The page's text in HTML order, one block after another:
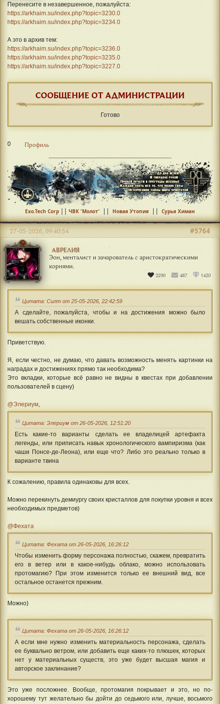
Перенесите в незавершенное, пожалуйста:
https://arkhaim.su/index.php?topic=3230.0
https://arkhaim.su/index.php?topic=3234.0
А это в архив тем:
https://arkhaim.su/index.php?topic=3236.0
https://arkhaim.su/index.php?topic=3235.0
https://arkhaim.su/index.php?topic=3227.0
СООБЩЕНИЕ ОТ АДМИНИСТРАЦИИ
Готово
0 Профиль
Exo.Tech Corp || ЧВК 'Молот' || Новая Утопия || Сурья Химан
АВРЕЛИЯ
Эон, менталист и зачарователь с аристократическими
корнями.
2290 487 1420
#5764
27-05-2026, 09:40:54
Цитата: Силт от 25-05-2026, 22:42:59
А сделайте, пожалуйста, чтобы и на достижения можно было
вешать собственные иконки.
Приветствую.
Я, если честно, не думаю, что давать возможность менять картинки на
наградах и достижениях прямо так необходима?
Это вкладки, которые всё равно не видны в квестах при добавлении
пользователей в сцену)
@Элериум,
Цитата: Элериум от 26-05-2026, 12:51:20
Есть какие-то варианты сделать ее владелицей артефакта
легенды, или приписать навык хронологического вампиризма (как
чаши Понсе-де-Леона), или еще что? Либо это реально только в
варианте твина
К сожалению, правила одинаковы для всех.
Можно перекинуть демиургу своих кристаллов для покупки уровня и всех
необходимых предметов)
@Фехата
Цитата: Фехата от 26-05-2026, 16:26:12
Чтобы изменить форму персонажа полностью, скажем, превратить
его в ветер или в какое-нибудь облако, можно использовать
протомагию? При этом изменится только ее внешний вид, все
остальное останется прежним.
Можно)
Цитата: Фехата от 26-05-2026, 16:26:12
А если мне нужно изменить материальность персонажа, сделать
ее буквально ветром, или добавить еще каких-то плюшек, которых
нет у материальных существ, это уже будет высшая магия и
авторское заклинание?
Это уже посложнее. Вообще, протомагия покрывает и это, но по-
хорошему тут желательно бы дойти до седьмого или, лучше, восьмого